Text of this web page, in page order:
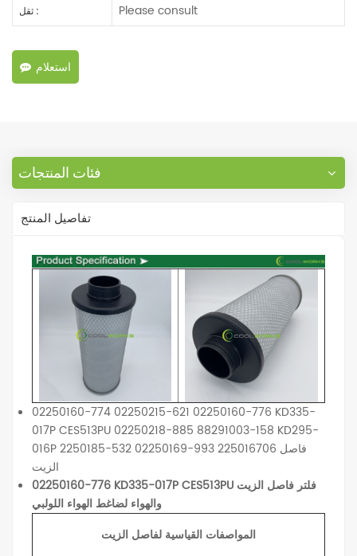
ثقل : Please consult
استعلام
فئات المنتجات
تفاصيل المنتج
02250160-774 02250215-621 02250160-776 KD335-
017P CES513PU 02250218-885 88291003-158 KD295-
016P 2250185-532 02250169-993 225016706 فاصل
الزيت
02250160-776 KD335-017P CES513PU فلتر فاصل الزيت
والهواء لضاغط الهواء اللولبي
المواصفات القياسية لفاصل الزيت